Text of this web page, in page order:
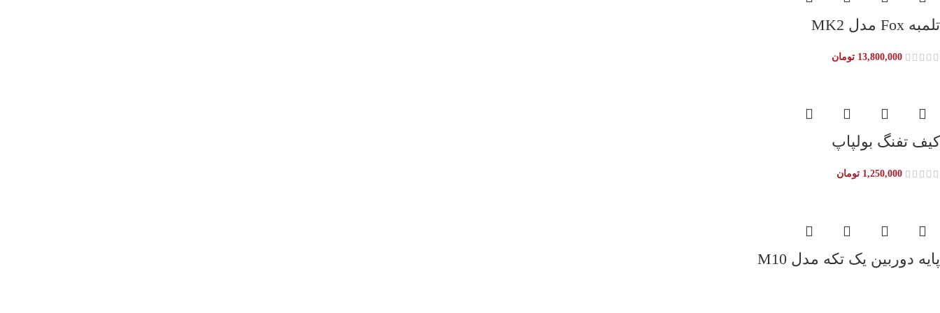
تلمبه Fox مدل MK2
13,800,000 تومان
کیف تفنگ بولپاپ
1,250,000 تومان
پایه دوربین یک تکه مدل M10